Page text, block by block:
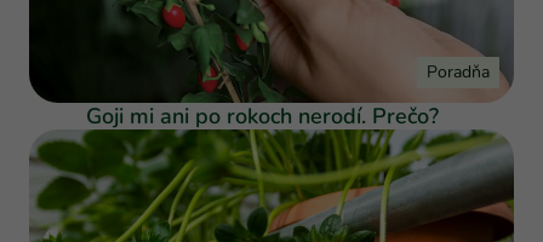
Poradňa
Goji mi ani po rokoch nerodí. Prečo?